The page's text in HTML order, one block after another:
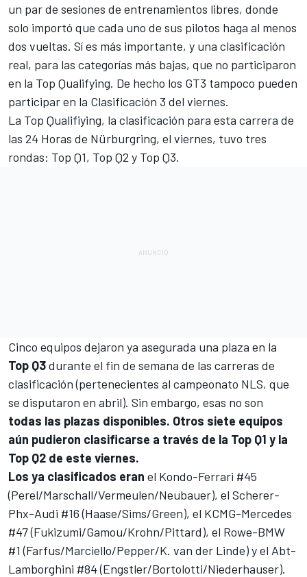
un par de sesiones de entrenamientos libres, donde
solo importó que cada uno de sus pilotos haga al menos
dos vueltas. Sí es más importante, y una clasificación
real, para las categorías más bajas, que no participaron
en la Top Qualifying. De hecho los GT3 tampoco pueden
participar en la Clasificación 3 del viernes.
La Top Qualifiying, la clasificación para esta carrera de
las 24 Horas de Nürburgring, el viernes, tuvo tres
rondas: Top Q1, Top Q2 y Top Q3.
Cinco equipos dejaron ya asegurada una plaza en la
Top Q3durante el fin de semana de las carreras de
clasificación (pertenecientes al campeonato NLS, que
se disputaron en abril). Sin embargo, esas no son
todas las plazas disponibles. Otros siete equipos
aún pudieron clasificarse a través de la Top Q1 y la
Top Q2 de este viernes.
Los ya clasificados eran el Kondo-Ferrari #45
(Perel/Marschall/Vermeulen/Neubauer), el Scherer-
Phx-Audi #16 (Haase/Sims/Green), el KCMG-Mercedes
#47 (Fukizumi/Gamou/Krohn/Pittard), el Rowe-BMW
#1 (Farfus/Marciello/Pepper/K. van der Linde) y el Abt-
Lamborghini #84 (Engstler/Bortolotti/Niederhauser).